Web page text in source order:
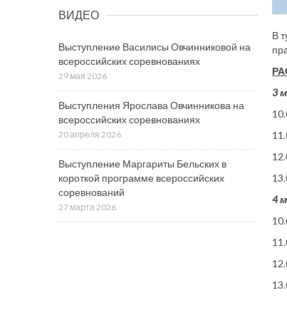
В
3
4
ВИДЕО
Выступление Василисы Овчинниковой на
всероссийских соревнованиях
29 мая 2026
Выступления Ярослава Овчинникова на
всероссийских соревнованиях
20 апреля 2026
Выступление Маргариты Бельских в
короткой программе всероссийских
соревнований
27 марта 2026